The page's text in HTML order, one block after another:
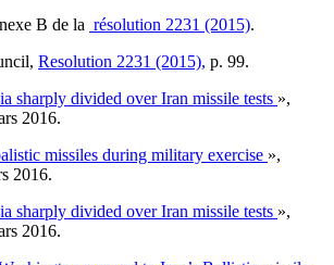
B de la résolution 2231 (2015).
Resolution 2231 (2015), p. 99.
sharply divided over Iran missile tests »,
2016.
missiles during military exercise »,
2016.
sharply divided over Iran missile tests »,
2016.